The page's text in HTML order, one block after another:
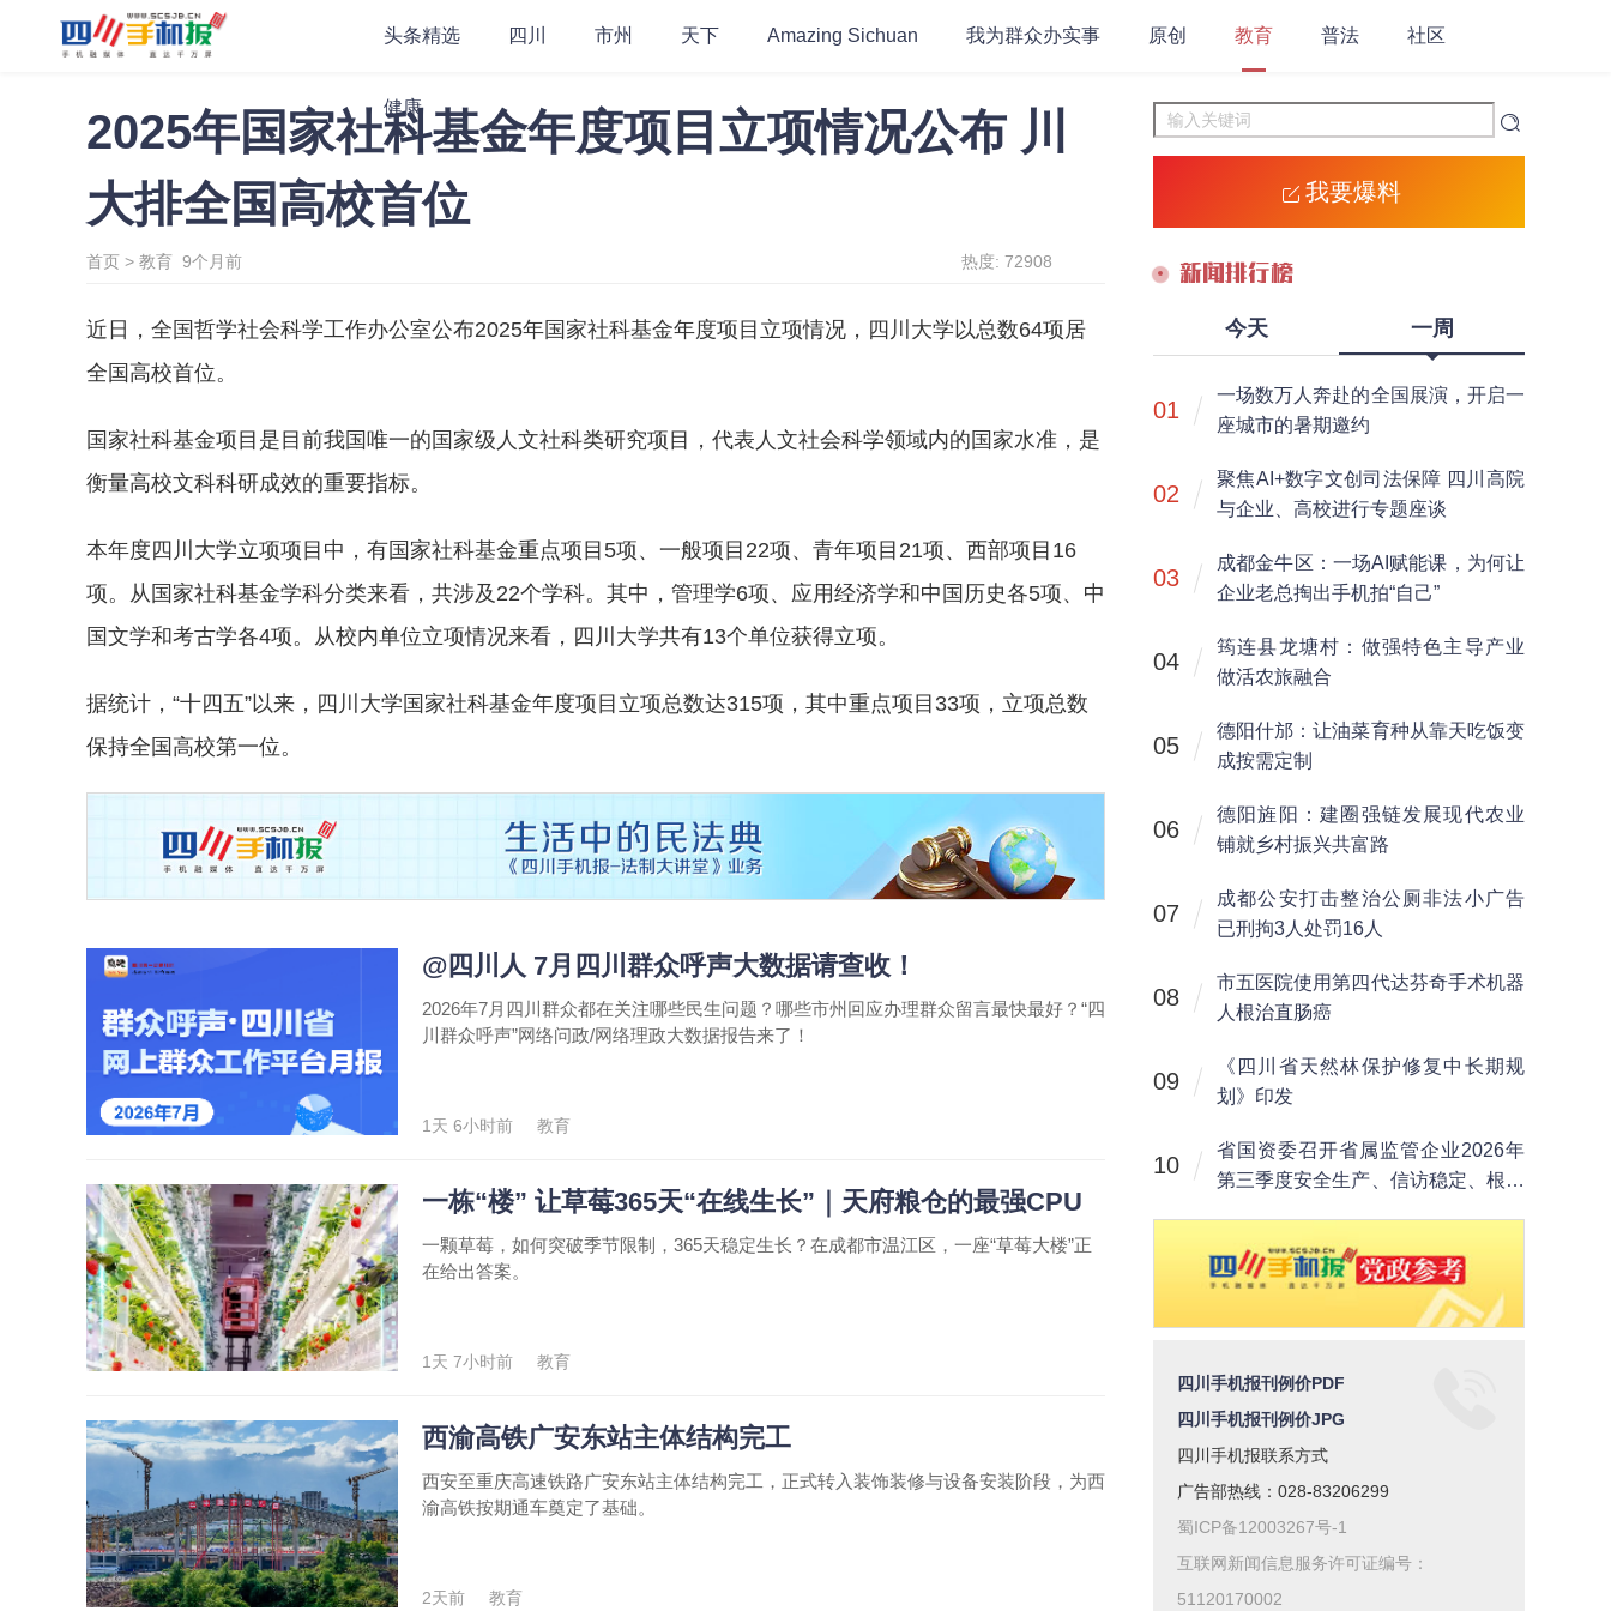
头条精选 四川 市州 天下 Amazing Sichuan 我为群众办实事 原创 教育 普法 社区
健康
2025年国家社科基金年度项目立项情况公布 川
大排全国高校首位
首页 > 教育 9个月前 热度: 72908
近日，全国哲学社会科学工作办公室公布2025年国家社科基金年度项目立项情况，四川大学以总数64项居
全国高校首位。
国家社科基金项目是目前我国唯一的国家级人文社科类研究项目，代表人文社会科学领域内的国家水准，是
衡量高校文科科研成效的重要指标。
本年度四川大学立项项目中，有国家社科基金重点项目5项、一般项目22项、青年项目21项、西部项目16
项。从国家社科基金学科分类来看，共涉及22个学科。其中，管理学6项、应用经济学和中国历史各5项、中
国文学和考古学各4项。从校内单位立项情况来看，四川大学共有13个单位获得立项。
据统计，“十四五”以来，四川大学国家社科基金年度项目立项总数达315项，其中重点项目33项，立项总数
保持全国高校第一位。
@四川人 7月四川群众呼声大数据请查收！
2026年7月四川群众都在关注哪些民生问题？哪些市州回应办理群众留言最快最好？“四
川群众呼声”网络问政/网络理政大数据报告来了！
1天 6小时前 教育
一栋“楼” 让草莓365天“在线生长”｜天府粮仓的最强CPU
一颗草莓，如何突破季节限制，365天稳定生长？在成都市温江区，一座“草莓大楼”正
在给出答案。
1天 7小时前 教育
西渝高铁广安东站主体结构完工
西安至重庆高速铁路广安东站主体结构完工，正式转入装饰装修与设备安装阶段，为西
渝高铁按期通车奠定了基础。
2天前 教育
我要爆料
新闻排行榜
今天 一周
01
一场数万人奔赴的全国展演，开启一
座城市的暑期邀约
02
聚焦AI+数字文创司法保障 四川高院
与企业、高校进行专题座谈
03
成都金牛区：一场AI赋能课，为何让
企业老总掏出手机拍“自己”
04
筠连县龙塘村：做强特色主导产业
做活农旅融合
05
德阳什邡：让油菜育种从靠天吃饭变
成按需定制
06
德阳旌阳：建圈强链发展现代农业
铺就乡村振兴共富路
07
成都公安打击整治公厕非法小广告
已刑拘3人处罚16人
08
市五医院使用第四代达芬奇手术机器
人根治直肠癌
09
《四川省天然林保护修复中长期规
划》印发
10
省国资委召开省属监管企业2026年
第三季度安全生产、信访稳定、根治
四川手机报刊例价PDF
四川手机报刊例价JPG
四川手机报联系方式
广告部热线：028-83206299
蜀ICP备12003267号-1
互联网新闻信息服务许可证编号：
51120170002